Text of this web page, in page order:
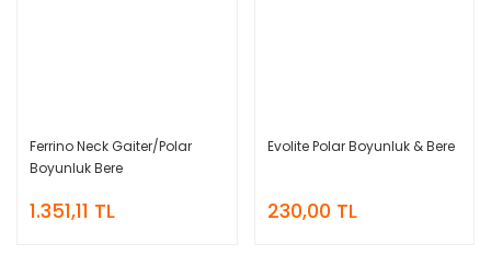
Ferrino Neck Gaiter/Polar
Boyunluk Bere
1.351,11 TL
Evolite Polar Boyunluk & Bere
230,00 TL